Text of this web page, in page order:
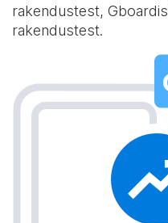
rakendustest,
rakendustest.